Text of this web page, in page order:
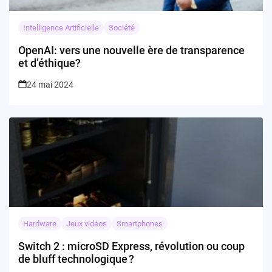
Intelligence Artificielle Société
OpenAI: vers une nouvelle ère de transparence
et d’éthique?
24 mai 2024
Hardware Jeux vidéos Smartphones
Switch 2 : microSD Express, révolution ou coup
de bluff technologique ?